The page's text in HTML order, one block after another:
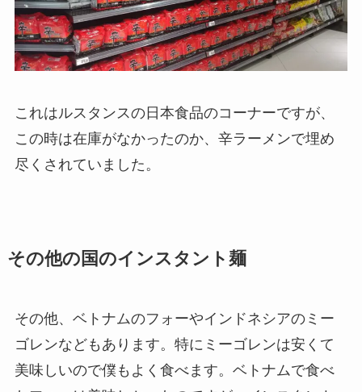
これはルスタンスの日本食品のコーナーですが、
この時は在庫がなかったのか、辛ラーメンで埋め
尽くされていました。
その他の国のインスタント麺
その他、 ベトナムのフォーやインドネシアのミー
ゴレンなどもあります。特にミーゴレンは安くて
美味しいので僕もよく食べます。ベトナムで食べ